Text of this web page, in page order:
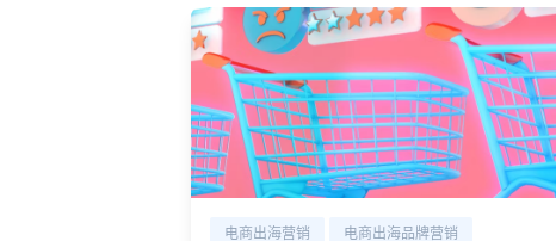
电商出海营销 电商出海品牌营销